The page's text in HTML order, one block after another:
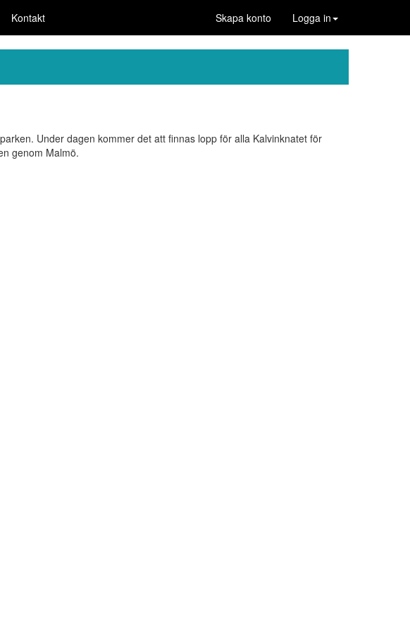
Kontakt Skapa konto Logga in
Under dagen kommer det att finnas lopp för alla Kalvinknatet för
genom Malmö.